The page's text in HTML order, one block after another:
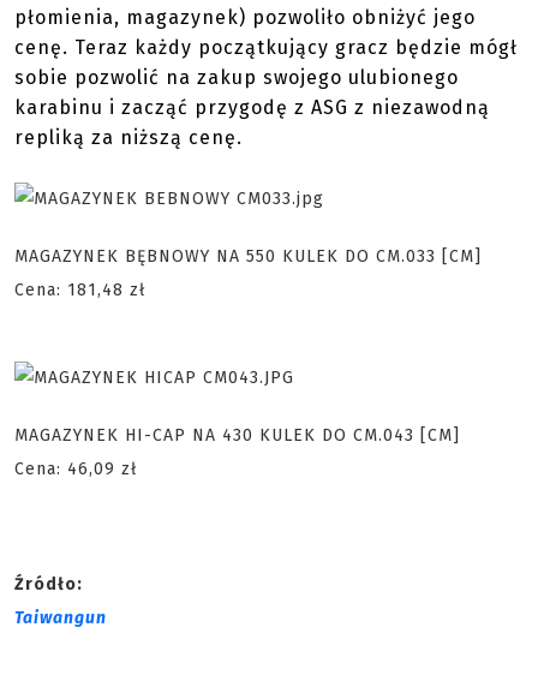
płomienia, magazynek) pozwoliło obniżyć jego
cenę. Teraz każdy początkujący gracz będzie mógł
sobie pozwolić na zakup swojego ulubionego
karabinu i zacząć przygodę z ASG z niezawodną
repliką za niższą cenę.
MAGAZYNEK BĘBNOWY NA 550 KULEK DO CM.033 [CM]
Cena: 181,48 zł
MAGAZYNEK HI-CAP NA 430 KULEK DO CM.043 [CM]
Cena: 46,09 zł
Źródło:
Taiwangun